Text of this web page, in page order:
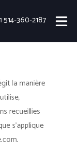
514-360-2187
la manière
recueillies
s'applique